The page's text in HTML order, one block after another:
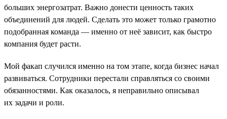
больших энергозатрат. Важно донести ценность таких
объединений для людей. Сделать это может только грамотно
подобранная команда — именно от неё зависит, как быстро
компания будет расти.
Мой факап случился именно на том этапе, когда бизнес начал
развиваться. Сотрудники перестали справляться со своими
обязанностями. Как оказалось, я неправильно описывал
их задачи и роли.